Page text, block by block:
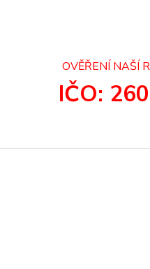
OVĚŘENÍ NAŠÍ
IČO: